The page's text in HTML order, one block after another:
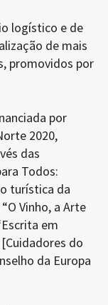
logístico e de
de mais
promovidos por
por
2020,
das
Todos:
turística da
Vinho, a Arte
em
do
da Europa